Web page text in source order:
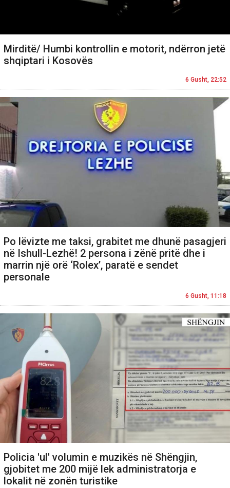
Mirditë/ Humbi kontrollin e motorit, ndërron jetë
shqiptari i Kosovës
6 Gusht, 22:52
Po lëvizte me taksi, grabitet me dhunë pasagjeri
në Ishull-Lezhë! 2 persona i zënë pritë dhe i
marrin një orë ‘Rolex’, paratë e sendet
personale
6 Gusht, 11:18
Policia 'ul' volumin e muzikës në Shëngjin,
gjobitet me 200 mijë lek administratorja e
lokalit në zonën turistike